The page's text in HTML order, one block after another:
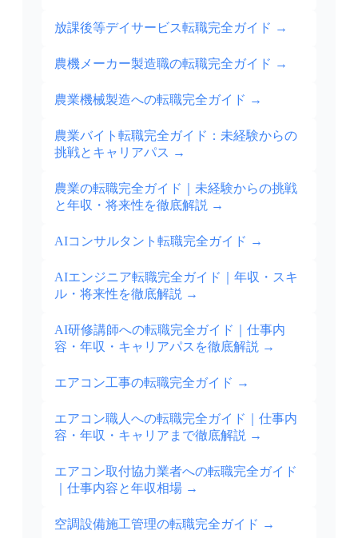
放課後等デイサービス転職完全ガイド →
農機メーカー製造職の転職完全ガイド →
農業機械製造への転職完全ガイド →
農業バイト転職完全ガイド：未経験からの
挑戦とキャリアパス →
農業の転職完全ガイド｜未経験からの挑戦
と年収・将来性を徹底解説 →
AIコンサルタント転職完全ガイド →
AIエンジニア転職完全ガイド｜年収・スキ
ル・将来性を徹底解説 →
AI研修講師への転職完全ガイド｜仕事内
容・年収・キャリアパスを徹底解説 →
エアコン工事の転職完全ガイド →
エアコン職人への転職完全ガイド｜仕事内
容・年収・キャリアまで徹底解説 →
エアコン取付協力業者への転職完全ガイド
｜仕事内容と年収相場 →
空調設備施工管理の転職完全ガイド →